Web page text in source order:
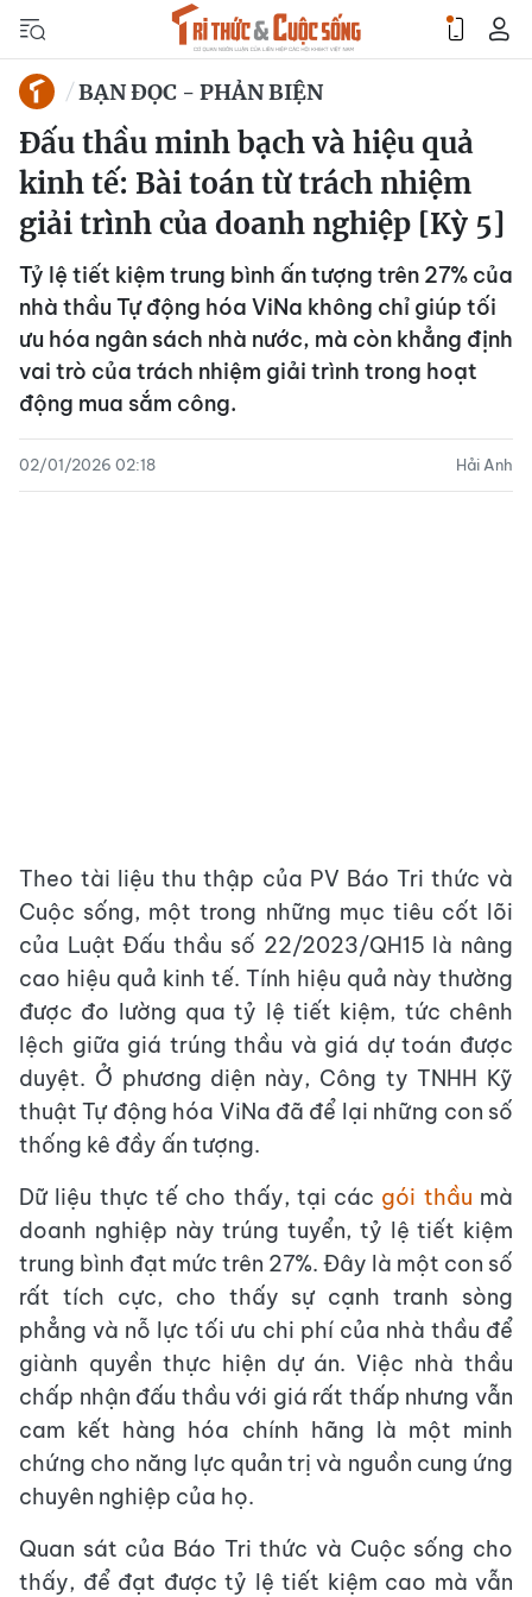
BẠN ĐỌC - PHẢN BIỆN
Đấu thầu minh bạch và hiệu quả
kinh tế: Bài toán từ trách nhiệm
giải trình của doanh nghiệp [Kỳ 5]
Tỷ lệ tiết kiệm trung bình ấn tượng trên 27% của
nhà thầu Tự động hóa ViNa không chỉ giúp tối
ưu hóa ngân sách nhà nước, mà còn khẳng định
vai trò của trách nhiệm giải trình trong hoạt
động mua sắm công.
02/01/2026 02:18 Hải Anh
Theo tài liệu thu thập của PV Báo Tri thức và
Cuộc sống, một trong những mục tiêu cốt lõi
của Luật Đấu thầu số 22/2023/QH15 là nâng
cao hiệu quả kinh tế. Tính hiệu quả này thường
được đo lường qua tỷ lệ tiết kiệm, tức chênh
lệch giữa giá trúng thầu và giá dự toán được
duyệt. Ở phương diện này, Công ty TNHH Kỹ
thuật Tự động hóa ViNa đã để lại những con số
thống kê đầy ấn tượng.
Dữ liệu thực tế cho thấy, tại các gói thầu mà
doanh nghiệp này trúng tuyển, tỷ lệ tiết kiệm
trung bình đạt mức trên 27%. Đây là một con số
rất tích cực, cho thấy sự cạnh tranh sòng
phẳng và nỗ lực tối ưu chi phí của nhà thầu để
giành quyền thực hiện dự án. Việc nhà thầu
chấp nhận đấu thầu với giá rất thấp nhưng vẫn
cam kết hàng hóa chính hãng là một minh
chứng cho năng lực quản trị và nguồn cung ứng
chuyên nghiệp của họ.
Quan sát của Báo Tri thức và Cuộc sống cho
thấy, để đạt được tỷ lệ tiết kiệm cao mà vẫn